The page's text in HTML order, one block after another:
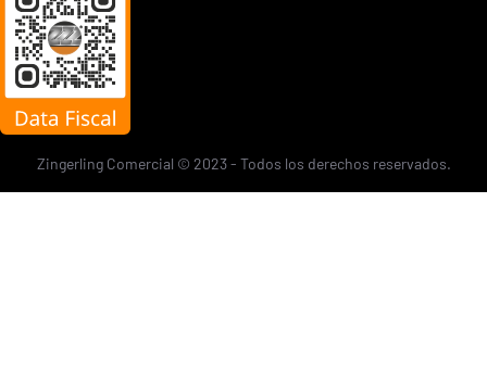
Zingerling Comercial © 2023 - Todos los derechos reservados.